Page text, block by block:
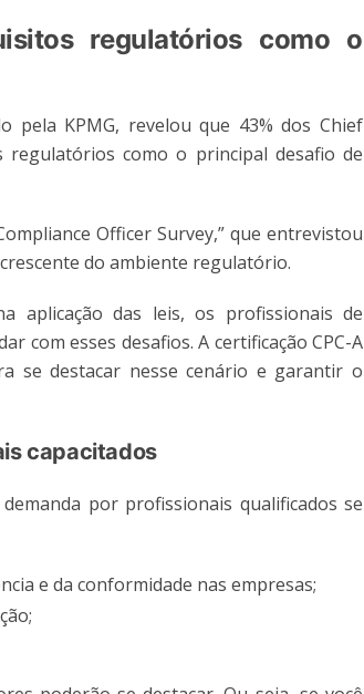
regulatórios como o
pela KPMG, revelou que 43% dos Chief
regulatórios como o principal desafio de
Officer Survey,” que entrevistou
do ambiente regulatório.
aplicação das leis, os profissionais de
com esses desafios. A certificação CPC-A
se destacar nesse cenário e garantir o
capacitados
por profissionais qualificados se
e da conformidade nas empresas;